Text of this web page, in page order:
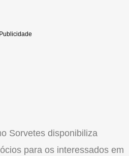
Sorvetes disponibiliza
para os interessados em